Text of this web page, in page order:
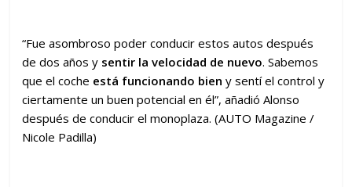
“Fue asombroso poder conducir estos autos después
de dos años y sentir la velocidad de nuevo. Sabemos
que el coche está funcionando bien y sentí el control y
ciertamente un buen potencial en él”, añadió Alonso
después de conducir el monoplaza. (AUTO Magazine /
Nicole Padilla)